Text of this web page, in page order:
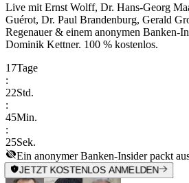
Live mit Ernst Wolff, Dr. Hans-Georg
Guérot, Dr. Paul Brandenburg, Gerald
Regenauer & einem anonymen Banken-
Dominik Kettner. 100 % kostenlos.
17Tage
:
22Std.
:
45Min.
:
25Sek.
Ein anonymer Banken-Insider packt
JETZT KOSTENLOS ANMELDEN